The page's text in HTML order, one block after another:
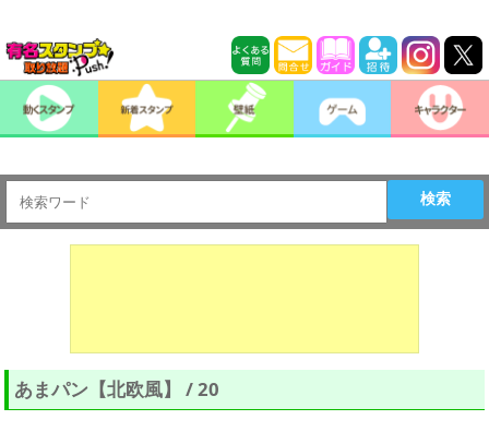
検索
あまパン【北欧風】 / 20